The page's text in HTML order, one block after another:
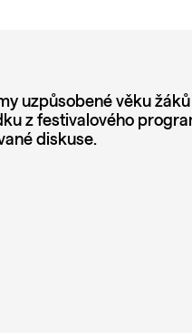
uzpůsobené věku žáků
z festivalového
diskuse.